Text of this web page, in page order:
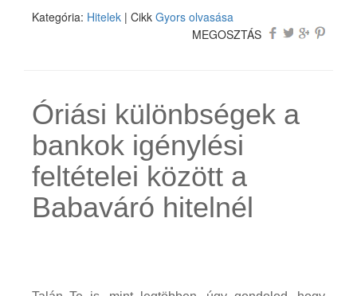
Kategória: Hitelek | Cikk Gyors olvasása
MEGOSZTÁS
Óriási különbségek a
bankok igénylési
feltételei között a
Babaváró hitelnél